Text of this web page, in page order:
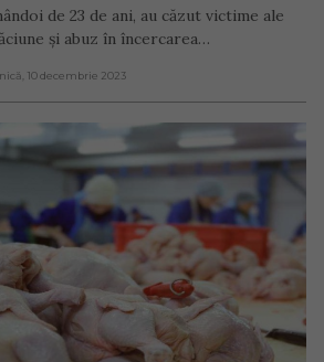
de 23 de ani, au căzut victime ale
și abuz în încercarea…
10 decembrie 2023